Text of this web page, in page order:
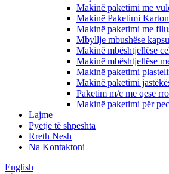
Makinë paketimi me
Makinë Paketimi
Makinë paketimi me
Mbyllje mbushëse
Makinë mbështjellëse
Makinë mbështjellëse
Makinë paketimi
Makinë paketimi
Paketim m/c me qese
Makinë paketimi për
Lajme
Pyetje të shpeshta
Rreth Nesh
Na Kontaktoni
English